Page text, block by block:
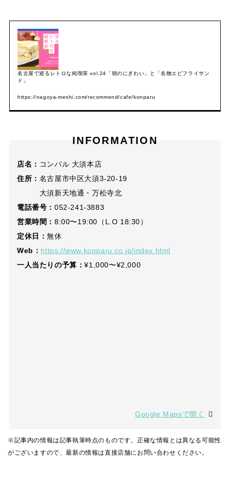
名古屋で巡るレトロな純喫茶 vol.24「朝のにぎわい」と「名物エビフライサン
ド」
https://nagoya-meshi.com/recommend/cafe/konparu
INFORMATION
店名： コンパル 大須本店
住所： 名古屋市中区大須3-20-19
大須新天地通・万松寺北
電話番号： 052-241-3883
営業時間： 8:00〜19:00（L.O 18:30）
定休日：無休
Web： https://www.konparu.co.jp/index.html
一人当たりの予算：¥1,000〜¥2,000
Google Mapsで開く
※記事内の情報は記事執筆時点のものです。正確な情報とは異なる可能性
がございますので、最新の情報は直接店舗にお問い合わせください。